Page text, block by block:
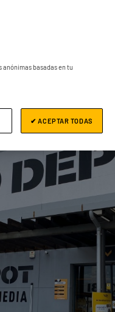
basadas en tu
✔ ACEPTAR TODAS